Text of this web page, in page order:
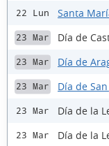
22 Lun Santa
23 Mar Día de
23 Mar Día de
23 Mar Día de
23 Mar Día de la
23 Mar Día de la